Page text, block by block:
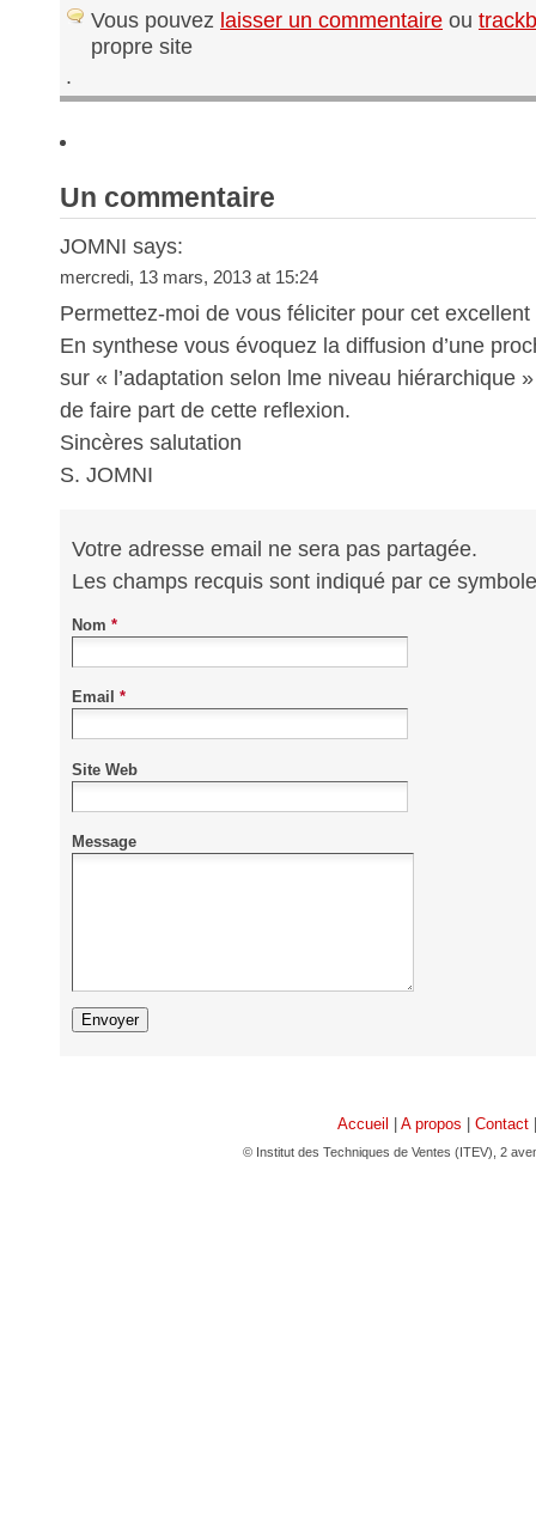
Vous pouvez laisser un commentaire ou
propre site
.
Un commentaire
JOMNI says:
mercredi, 13 mars, 2013 at 15:24
Permettez-moi de vous féliciter pour cet excellent
En synthese vous évoquez la diffusion d’une
sur « l’adaptation selon lme niveau hiérarchique
de faire part de cette reflexion.
Sincères salutation
S. JOMNI
Votre adresse email ne sera pas partagée.
Les champs recquis sont indiqué par ce
Nom *
Email *
Site Web
Message
Accueil A propos Contact
© Institut des Techniques de Ventes (ITEV), 2